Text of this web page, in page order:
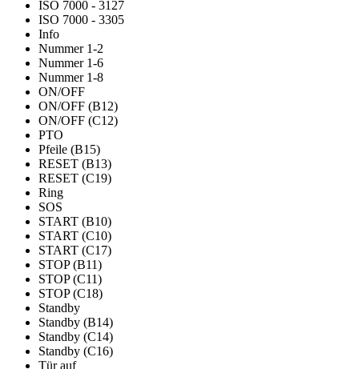
ISO 7000 - 3127
ISO 7000 - 3305
Info
Nummer 1-2
Nummer 1-6
Nummer 1-8
ON/OFF
ON/OFF (B12)
ON/OFF (C12)
PTO
Pfeile (B15)
RESET (B13)
RESET (C19)
Ring
SOS
START (B10)
START (C10)
START (C17)
STOP (B11)
STOP (C11)
STOP (C18)
Standby
Standby (B14)
Standby (C14)
Standby (C16)
Tür auf